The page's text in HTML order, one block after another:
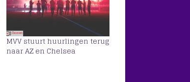
MVV stuurt huurlingen terug
naar AZ en Chelsea